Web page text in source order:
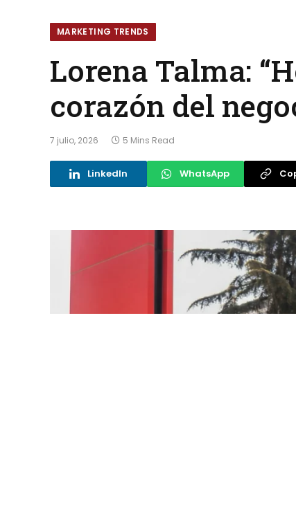
MARKETING TRENDS
Lorena Talma:
corazón del
7 julio, 2026 5 Mins Read
LinkedIn WhatsApp